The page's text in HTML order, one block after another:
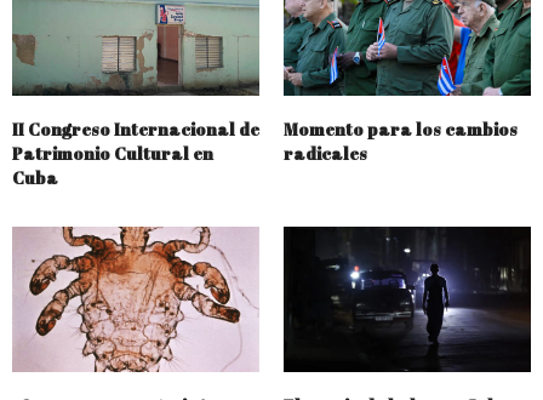
II Congreso Internacional de
Patrimonio Cultural en
Cuba
Momento para los cambios
radicales